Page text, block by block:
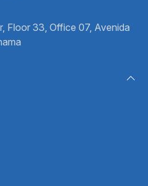
Floor 33, Office 07, Avenida